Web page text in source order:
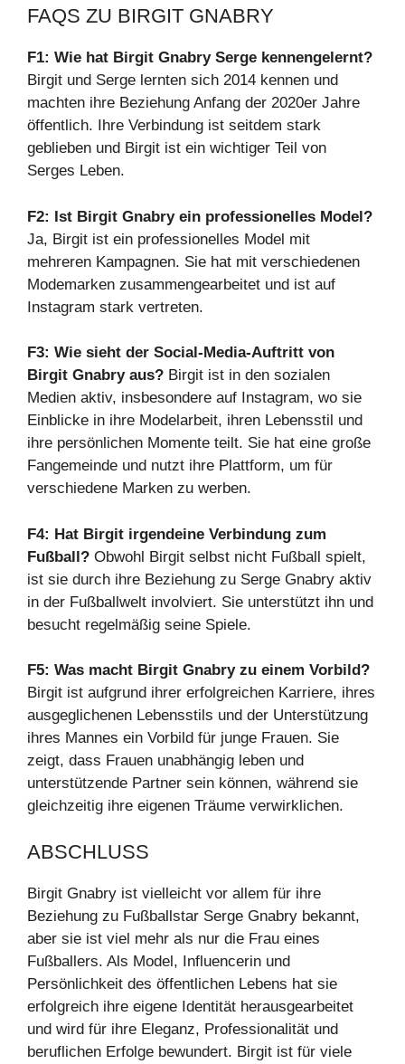
FAQS ZU BIRGIT GNABRY
F1: Wie hat Birgit Gnabry Serge kennengelernt?
Birgit und Serge lernten sich 2014 kennen und
machten ihre Beziehung Anfang der 2020er Jahre
öffentlich. Ihre Verbindung ist seitdem stark
geblieben und Birgit ist ein wichtiger Teil von
Serges Leben.
F2: Ist Birgit Gnabry ein professionelles Model?
Ja, Birgit ist ein professionelles Model mit
mehreren Kampagnen. Sie hat mit verschiedenen
Modemarken zusammengearbeitet und ist auf
Instagram stark vertreten.
F3: Wie sieht der Social-Media-Auftritt von
Birgit Gnabry aus? Birgit ist in den sozialen
Medien aktiv, insbesondere auf Instagram, wo sie
Einblicke in ihre Modelarbeit, ihren Lebensstil und
ihre persönlichen Momente teilt. Sie hat eine große
Fangemeinde und nutzt ihre Plattform, um für
verschiedene Marken zu werben.
F4: Hat Birgit irgendeine Verbindung zum
Fußball? Obwohl Birgit selbst nicht Fußball spielt,
ist sie durch ihre Beziehung zu Serge Gnabry aktiv
in der Fußballwelt involviert. Sie unterstützt ihn und
besucht regelmäßig seine Spiele.
F5: Was macht Birgit Gnabry zu einem Vorbild?
Birgit ist aufgrund ihrer erfolgreichen Karriere, ihres
ausgeglichenen Lebensstils und der Unterstützung
ihres Mannes ein Vorbild für junge Frauen. Sie
zeigt, dass Frauen unabhängig leben und
unterstützende Partner sein können, während sie
gleichzeitig ihre eigenen Träume verwirklichen.
ABSCHLUSS
Birgit Gnabry ist vielleicht vor allem für ihre
Beziehung zu Fußballstar Serge Gnabry bekannt,
aber sie ist viel mehr als nur die Frau eines
Fußballers. Als Model, Influencerin und
Persönlichkeit des öffentlichen Lebens hat sie
erfolgreich ihre eigene Identität herausgearbeitet
und wird für ihre Eleganz, Professionalität und
beruflichen Erfolge bewundert. Birgit ist für viele